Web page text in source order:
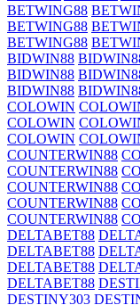
BETWING88
BETWING88
BETWING88
BIDWIN88
BIDWIN88
BIDWIN88
COLOWIN
COLOWIN
COLOWIN
COUNTERWIN88
COUNTERWIN88
COUNTERWIN88
COUNTERWIN88
COUNTERWIN88
DELTABET88
DELTABET88
DELTABET88
DELTABET88
DESTINY303